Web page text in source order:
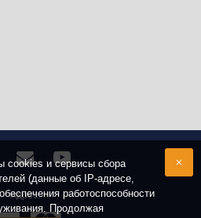
Адрес:
cookies и сервисы сбора
(данные об IP-адресе,
работоспособности
Продолжая